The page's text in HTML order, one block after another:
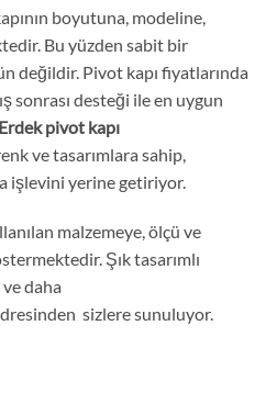
boyutuna, modeline,
Bu yüzden sabit bir
değildir. Pivot kapı fiyatlarında
sonrası desteği ile en uygun
Erdek pivot kapı
ve tasarımlara sahip,
işlevini yerine getiriyor.
malzemeye, ölçü ve
Şık tasarımlı
daha
sizlere sunuluyor.